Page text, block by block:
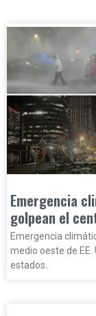
Emergencia
golpean el
Emergencia
medio oeste de EE.
estados.